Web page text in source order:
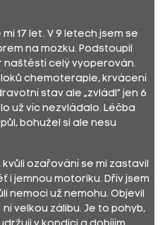
17 let. V 9 letech jsem se
na mozku. Podstoupil
naštěstí celý vyoperován.
chemoterapie, krvácení
stav ale „zvládl“ jen 6
už víc nezvládalo. Léčba
bohužel si ale nesu
kvůli ozařování se mi zastavil
i jemnou motoriku. Dřív jsem
nemoci už nemohu. Objevil
velkou zálibu. Je to pohyb,